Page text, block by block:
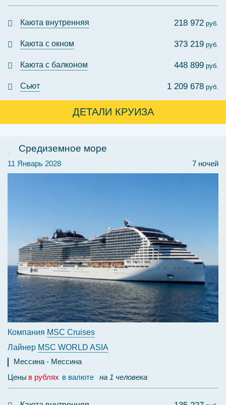
Каюта внутренняя 218 972 руб.
Каюта с окном 373 219 руб.
Каюта с балконом 448 899 руб.
Сьют 1 209 678 руб.
ДЕТАЛИ КРУИЗА
Средиземное море
7 ночей
11 Январь 2028
Компания MSC Cruises
Лайнер MSC WORLD ASIA
Мессина
Мессина
Цены в рублях в валюте на 1 человека